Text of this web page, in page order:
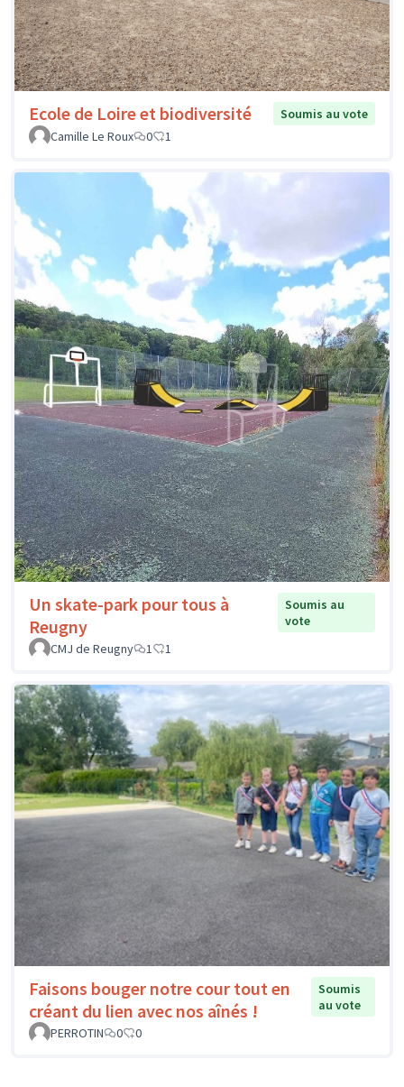
Ecole de Loire et biodiversité
Soumis au vote
Camille Le Roux
0 1
Un skate-park pour tous à
Reugny
Soumis au
vote
CMJ de Reugny
1 1
Faisons bouger notre cour tout en
créant du lien avec nos aînés !
Soumis
au vote
PERROTIN
0 0